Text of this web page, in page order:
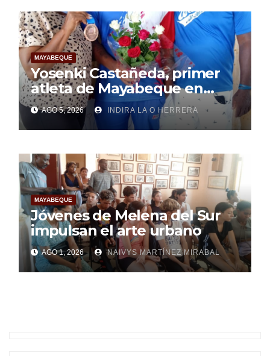
MAYABEQUE
Yosenki Castañeda, primer
atleta de Mayabeque en
subir al podio
centroamericano
AGO 5, 2026 INDIRA LA O HERRERA
MAYABEQUE
Jóvenes de Melena del Sur
impulsan el arte urbano
AGO 1, 2026 NAIVYS MARTÍNEZ MIRABAL